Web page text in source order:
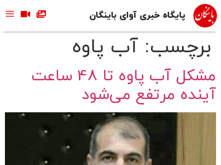
پایگاه خبری آوای باینگان
برچسب: آب پاوه
مشکل آب پاوه تا 48 ساعت
آینده مرتفع می‌شود